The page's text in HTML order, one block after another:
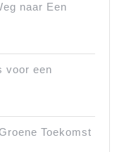
naar Een
voor een
Toekomst